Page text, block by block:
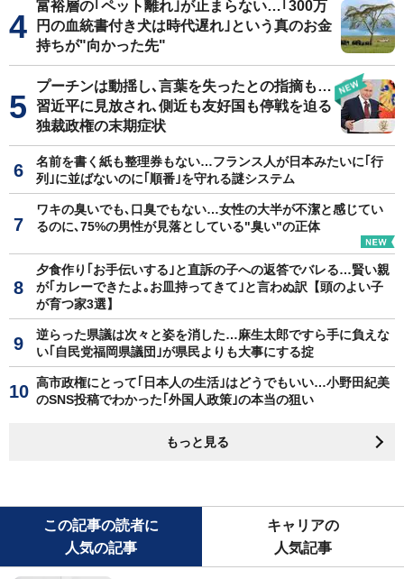
富裕層の｢ペット離れ｣が止まらない…｢300万
円の血統書付き犬は時代遅れ｣という真のお金
持ちが"向かった先"
プーチンは動揺し､言葉を失ったとの指摘も…
習近平に見放され､側近も友好国も停戦を迫る
独裁政権の末期症状
名前を書く紙も整理券もない…フランス人が日本みたいに｢行
列｣に並ばないのに｢順番｣を守れる謎システム
ワキの臭いでも､口臭でもない…女性の大半が不潔と感じてい
るのに､75%の男性が見落としている"臭い"の正体
夕食作り｢お手伝いする｣と直訴の子への返答でバレる…賢い親
が｢カレーできたよ｡お皿持ってきて｣と言わぬ訳【頭のよい子
が育つ家3選】
逆らった県議は次々と姿を消した…麻生太郎ですら手に負えな
い｢自民党福岡県議団｣が県民よりも大事にする掟
高市政権にとって｢日本人の生活｣はどうでもいい…小野田紀美
のSNS投稿でわかった｢外国人政策｣の本当の狙い
もっと見る
この記事の読者に
人気の記事
キャリアの
人気記事